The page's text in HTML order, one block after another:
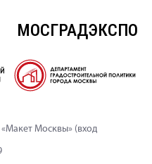
МОСГРАДЭКСПО
Москвы» (вход